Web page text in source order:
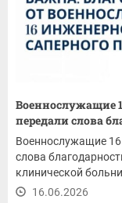
Военнослужащие
передали слова
Военнослужащие 16
слова
клинической
16.06.2026